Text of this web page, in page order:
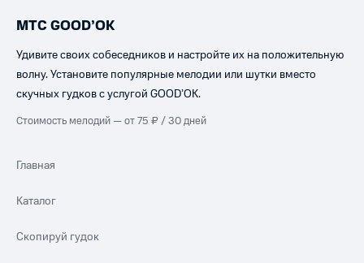
МТС GOOD’OK
Удивите своих собеседников и настройте их на положительную
волну. Установите популярные мелодии или шутки вместо
скучных гудков с услугой GOOD’OK.
Стоимость мелодий — от 75 ₽ / 30 дней
Главная
Каталог
Скопируй гудок